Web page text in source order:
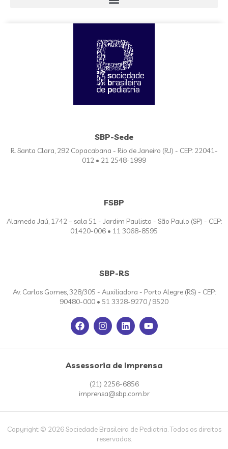
SBP-Sede
R. Santa Clara, 292 Copacabana - Rio de Janeiro (RJ) - CEP: 22041-
012 • 21 2548-1999
FSBP
Alameda Jaú, 1742 – sala 51 - Jardim Paulista - São Paulo (SP) - CEP:
01420-006 • 11 3068-8595
SBP-RS
Av. Carlos Gomes, 328/305 - Auxiliadora - Porto Alegre (RS) - CEP:
90480-000 • 51 3328-9270 / 9520
Assessoria de Imprensa
(21) 2256-6856
imprensa@sbp.com.br
Copyright © 2026 Sociedade Brasileira de Pediatria. Todos os direitos
reservados.